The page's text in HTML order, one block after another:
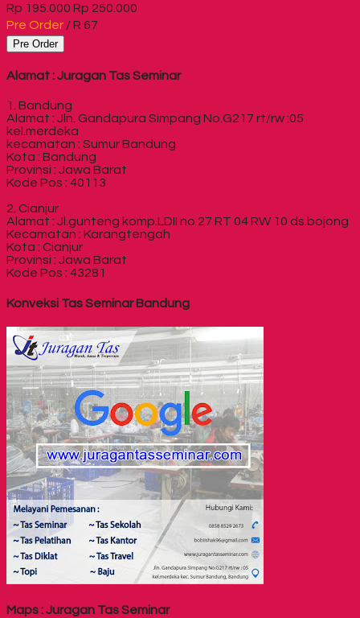
Rp 195.000 Rp 250.000
Pre Order / R 67
Pre Order
Alamat : Juragan Tas Seminar
1. Bandung
Alamat : Jln. Gandapura Simpang No.G217 rt/rw :05
kel.merdeka
kecamatan : Sumur Bandung
Kota : Bandung
Provinsi : Jawa Barat
Kode Pos : 40113
2. Cianjur
Alamat : Jl.gunteng komp.LDII no 27 RT 04 RW 10 ds.bojong
Kecamatan : Karangtengah
Kota : Cianjur
Provinsi : Jawa Barat
Kode Pos : 43281
Konveksi Tas Seminar Bandung
Maps : Juragan Tas Seminar